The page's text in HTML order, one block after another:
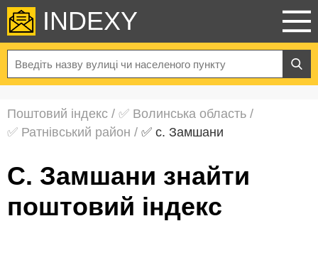
INDEXY
Поштовий індекс / ✅ Волинська область /
✅ Ратнівський район / ✅ с. Замшани
с. Замшани знайти
поштовий індекс